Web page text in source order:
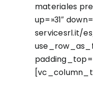
materiales
up=»31″
servicesrl.it/